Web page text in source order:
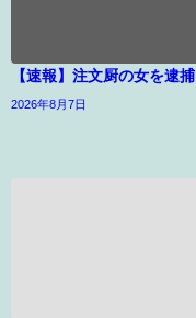
【速報】注文厨の女を逮捕
2026年8月7日